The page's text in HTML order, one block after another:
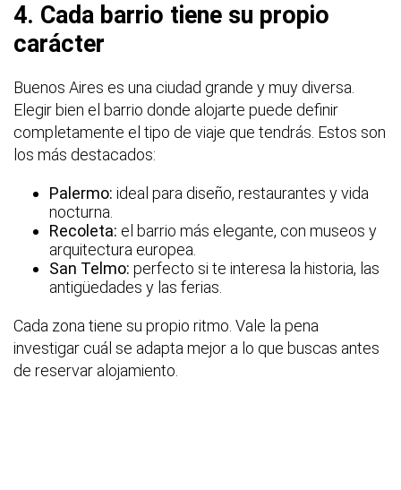
4. Cada barrio tiene su propio
carácter
Buenos Aires es una ciudad grande y muy diversa.
Elegir bien el barrio donde alojarte puede definir
completamente el tipo de viaje que tendrás. Estos son
los más destacados:
Palermo: ideal para diseño, restaurantes y vida
nocturna.
Recoleta: el barrio más elegante, con museos y
arquitectura europea.
San Telmo: perfecto si te interesa la historia, las
antigüedades y las ferias.
Cada zona tiene su propio ritmo. Vale la pena
investigar cuál se adapta mejor a lo que buscas antes
de reservar alojamiento.